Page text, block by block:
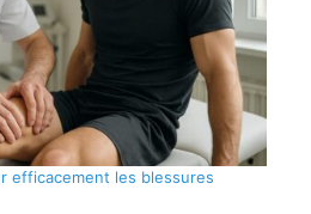
efficacement les blessures